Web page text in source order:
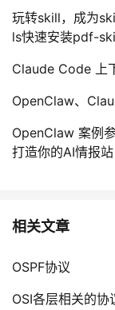
玩转skill，成为
ls快速安装pdf-
Claude Code 上
OpenClaw、
OpenClaw 案例
打造你的AI情报站
相关文章
OSPF协议
OSI各层相关的协